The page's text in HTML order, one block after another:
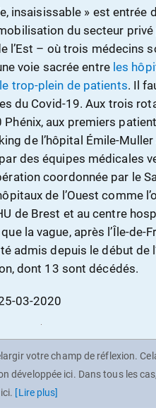
insaisissable » est entrée
du secteur
l’Est – où trois médecins
voie sacrée entre les
trop-plein de patients. Il
du Covid-19. Aux trois
aux premiers
de l’hôpital Émile-
des équipes médicales
coordonnée par le
de l’Ouest comme
de Brest et au centre
la vague, après l’Île-de-
admis depuis le début de
dont 13 sont décédés.
03-2020
votre champ de réflexion.
développée ici. Dans tous les
[Lire plus]